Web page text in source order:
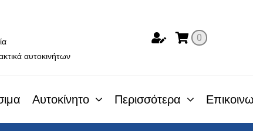
αυτοκινήτων
0
Αυτοκίνητο Περισσότερα